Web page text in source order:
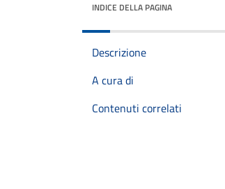
INDICE DELLA PAGINA
Descrizione
A cura di
Contenuti correlati